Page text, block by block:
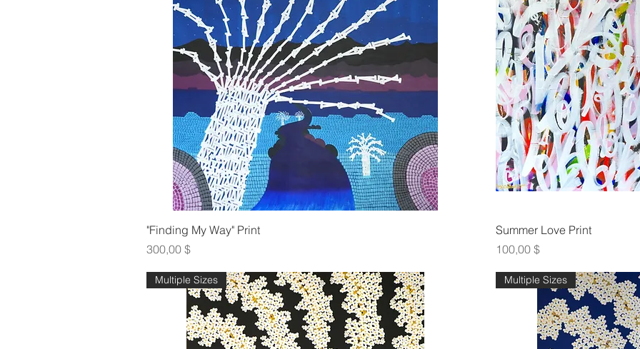
"Finding My Way" Print
Τιμή
300,00 $
Summer Love Print
Τιμή
100,00 $
Multiple Sizes Multiple Sizes